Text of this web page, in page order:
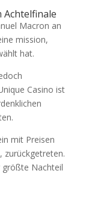
Achtelfinale
Macron an
mission,
hat.
Casino ist
mit Preisen
zurückgetreten.
größte Nachteil